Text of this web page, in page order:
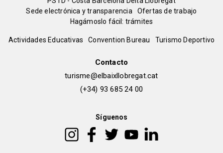
pieSede electrónica y transparencia
Ofertas de trabajo
Hagámoslo fácil: trámites
Peu
Actividades Educativas Convention Bureau Turismo Deportivo
Contacto
turisme@elbaixllobregat.cat
(+34) 93 685 24 00
Síguenos